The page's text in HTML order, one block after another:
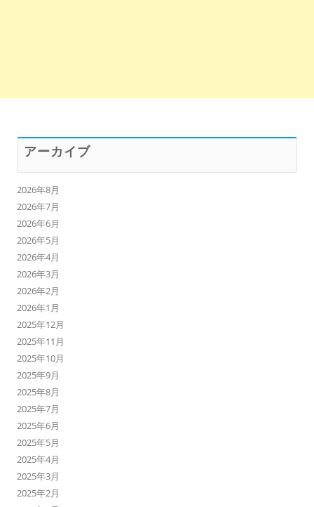
アーカイブ
2026年8月
2026年7月
2026年6月
2026年5月
2026年4月
2026年3月
2026年2月
2026年1月
2025年12月
2025年11月
2025年10月
2025年9月
2025年8月
2025年7月
2025年6月
2025年5月
2025年4月
2025年3月
2025年2月